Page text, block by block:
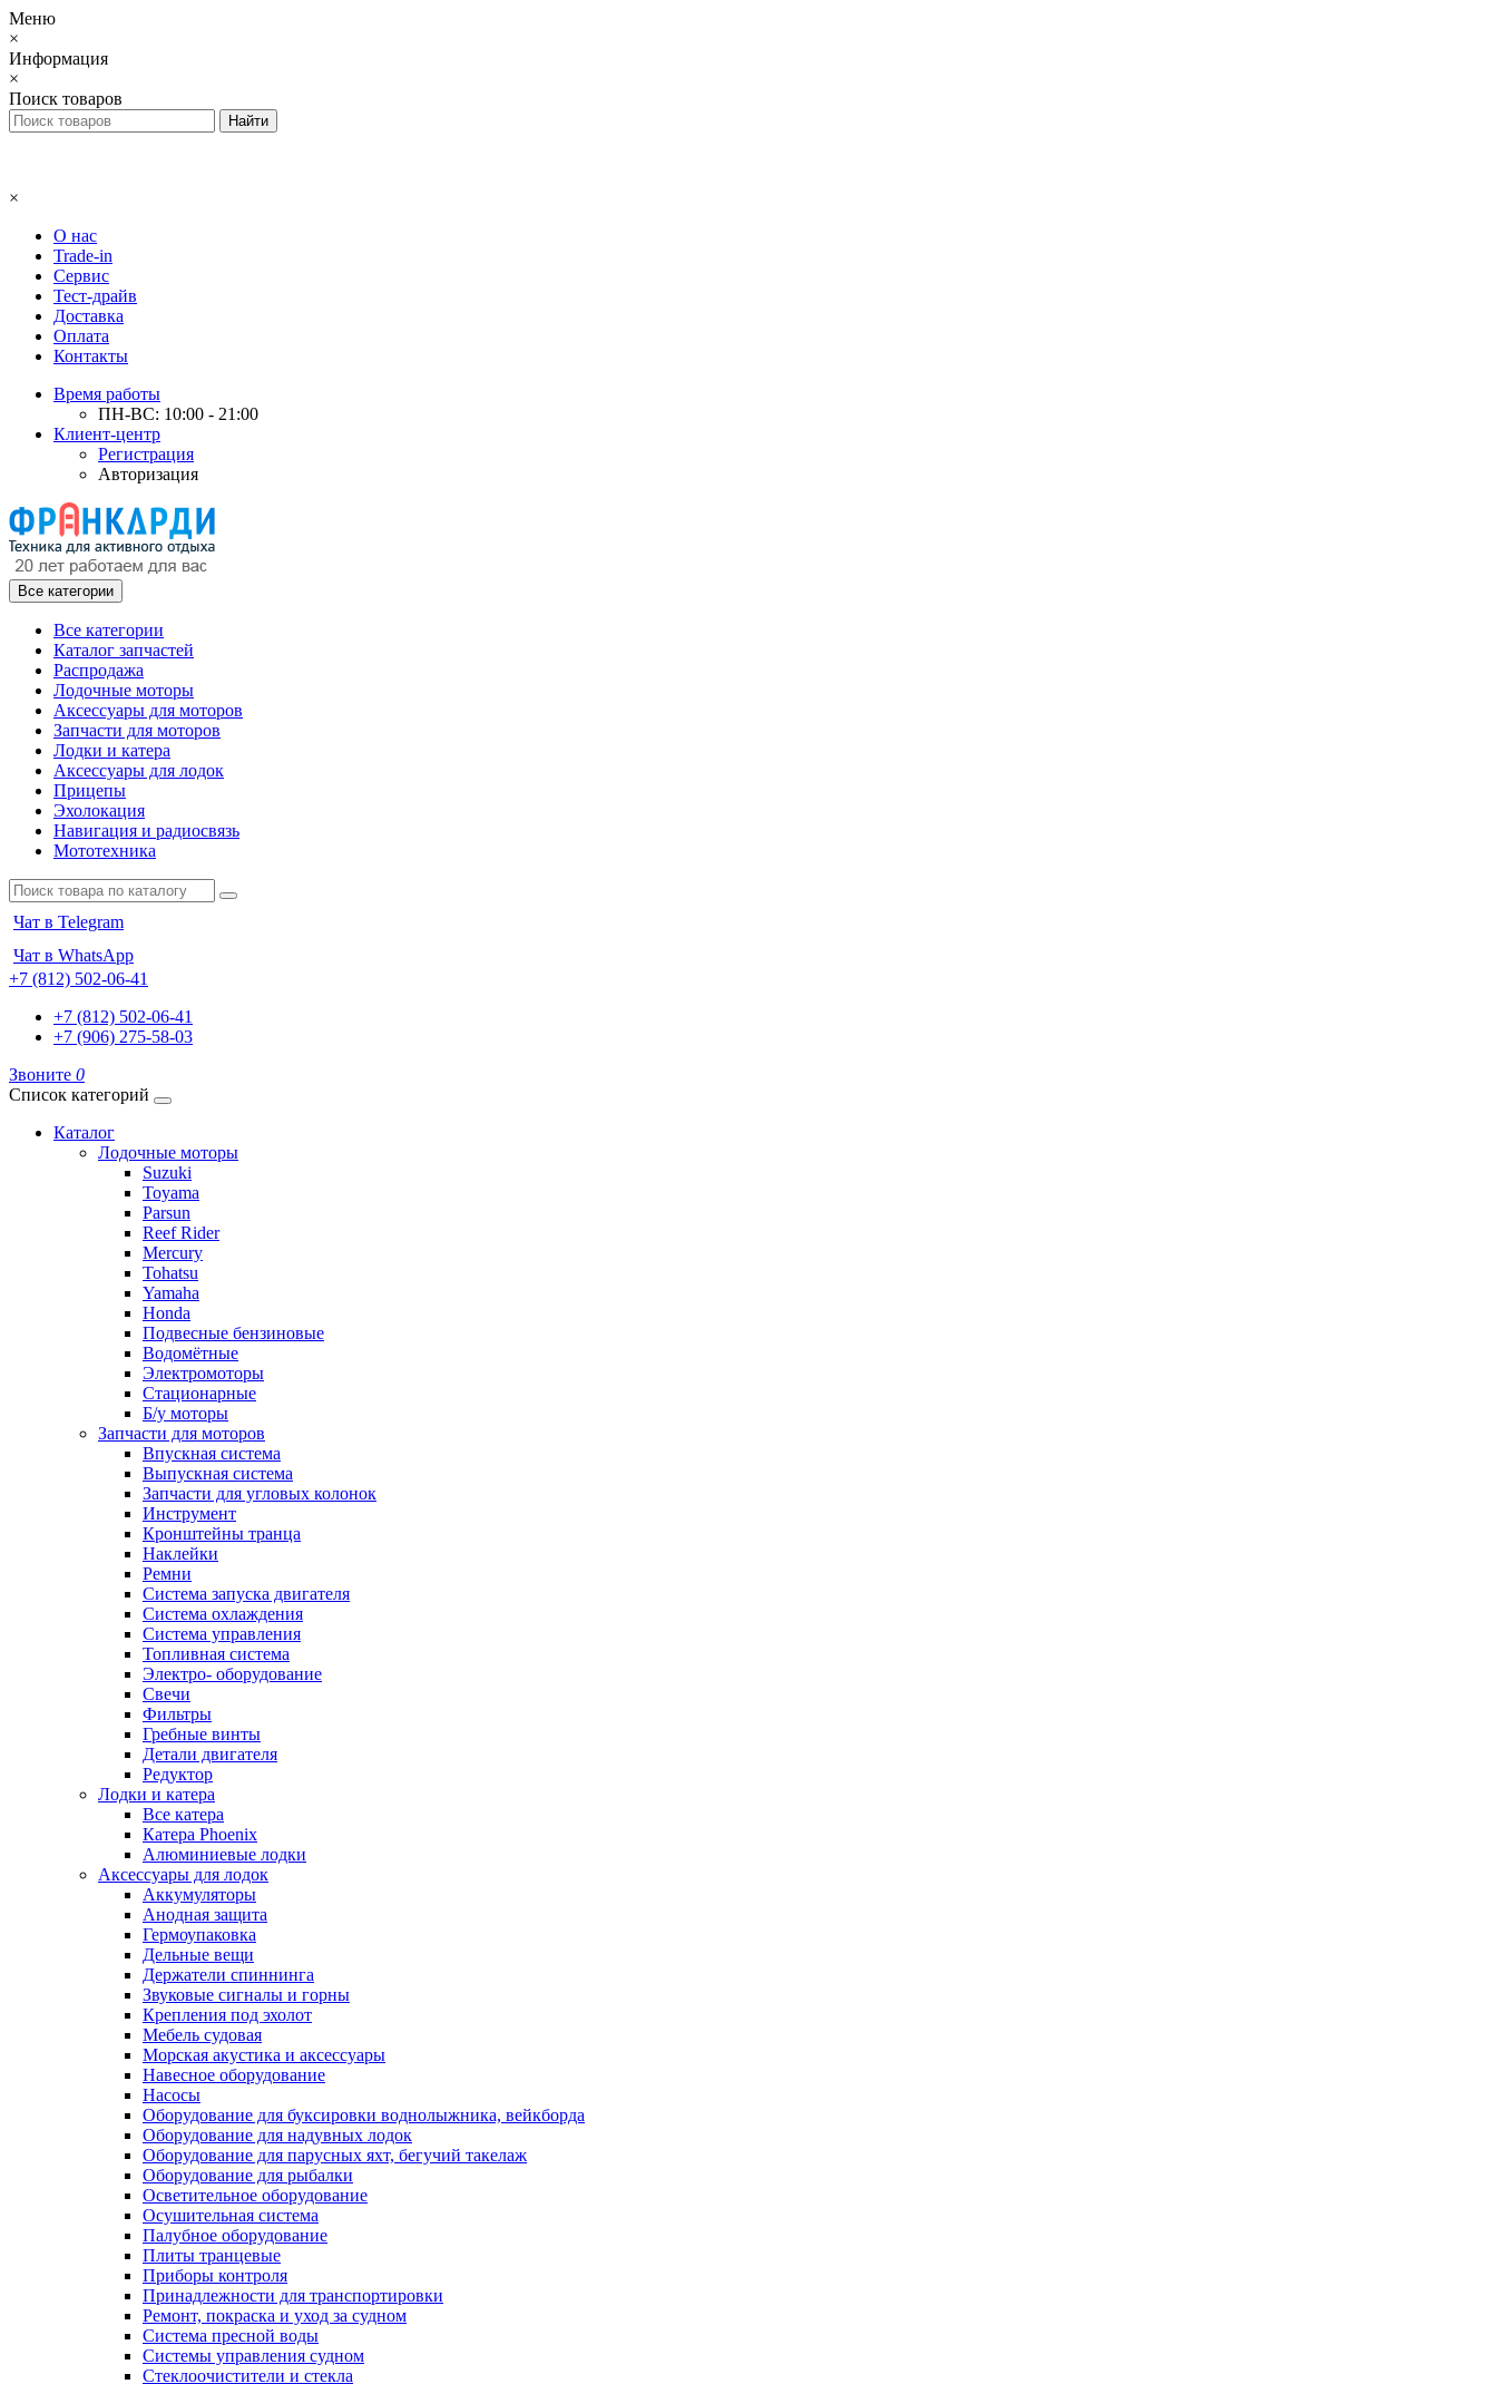
Меню
×
Информация
×
Поиск товаров
×
О нас
Trade-in
Сервис
Тест-драйв
Доставка
Оплата
Контакты
Время работы
ПН-ВС: 10:00 - 21:00
Клиент-центр
Регистрация
Авторизация
Все категории
Все категории
Каталог запчастей
Распродажа
Лодочные моторы
Аксессуары для моторов
Запчасти для моторов
Лодки и катера
Аксессуары для лодок
Прицепы
Эхолокация
Навигация и радиосвязь
Мототехника
Чат в Telegram
Чат в WhatsApp
+7 (812) 502-06-41
+7 (812) 502-06-41
+7 (906) 275-58-03
Звоните 0
Список категорий
Каталог
Лодочные моторы
Suzuki
Toyama
Parsun
Reef Rider
Mercury
Tohatsu
Yamaha
Honda
Подвесные бензиновые
Водомётные
Электромоторы
Стационарные
Б/у моторы
Запчасти для моторов
Впускная система
Выпускная система
Запчасти для угловых колонок
Инструмент
Кронштейны транца
Наклейки
Ремни
Система запуска двигателя
Система охлаждения
Система управления
Топливная система
Электро- оборудование
Свечи
Фильтры
Гребные винты
Детали двигателя
Редуктор
Лодки и катера
Все катера
Катера Phoenix
Алюминиевые лодки
Аксессуары для лодок
Аккумуляторы
Анодная защита
Гермоупаковка
Дельные вещи
Держатели спиннинга
Звуковые сигналы и горны
Крепления под эхолот
Мебель судовая
Морская акустика и аксессуары
Навесное оборудование
Насосы
Оборудование для буксировки воднолыжника, вейкборда
Оборудование для надувных лодок
Оборудование для парусных яхт, бегучий такелаж
Оборудование для рыбалки
Осветительное оборудование
Осушительная система
Палубное оборудование
Плиты транцевые
Приборы контроля
Принадлежности для транспортировки
Ремонт, покраска и уход за судном
Система пресной воды
Системы управления судном
Стеклоочистители и стекла